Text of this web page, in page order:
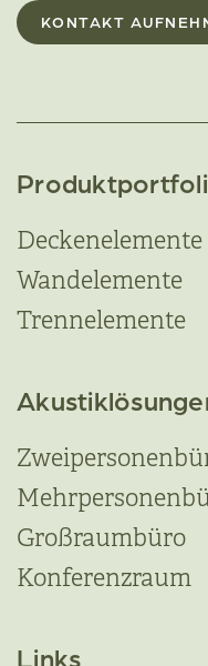
KONTAKT
Deckenelemente
Wandelemente
Trennelemente
Großraumbüro
Konferenzraum
Links